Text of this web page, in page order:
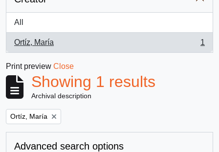
All
Ortíz, María
, 1 results
1
Print preview Close
Showing 1 results
Archival description
Remove filter:
Ortíz, María
Advanced search options